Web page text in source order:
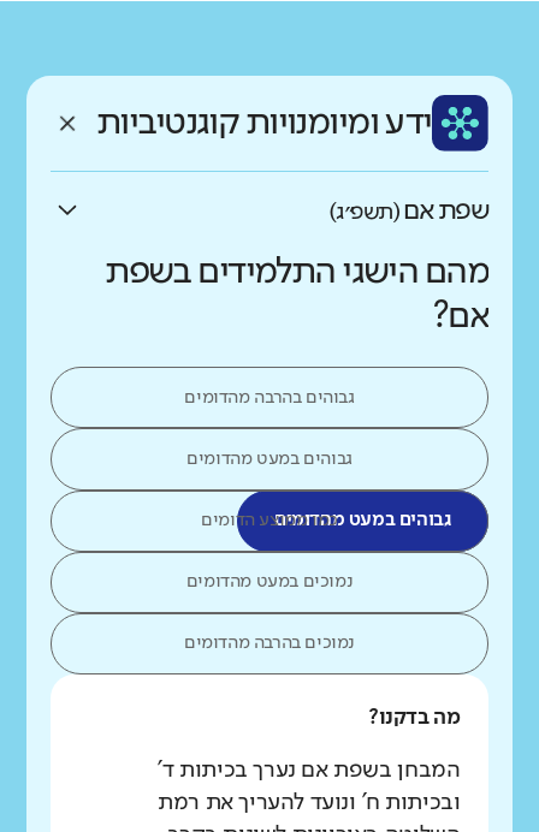
ממוצע תלמידים בכיתה
גבוה נמוך ידע ומיומנויות קוגנטיביות
שפת אם(תשפ״ג)
מהם הישגי התלמידים בשפת
אם?
גבוהים בהרבה מהדומים
גבוהים במעט מהדומים
גבוהים במעט מהדומיםכמו ממוצע הדומים
נמוכים במעט מהדומים
נמוכים בהרבה מהדומים
מה בדקנו?
המבחן בשפת אם נערך בכיתות ד'
ובכיתות ח' ונועד להעריך את רמת